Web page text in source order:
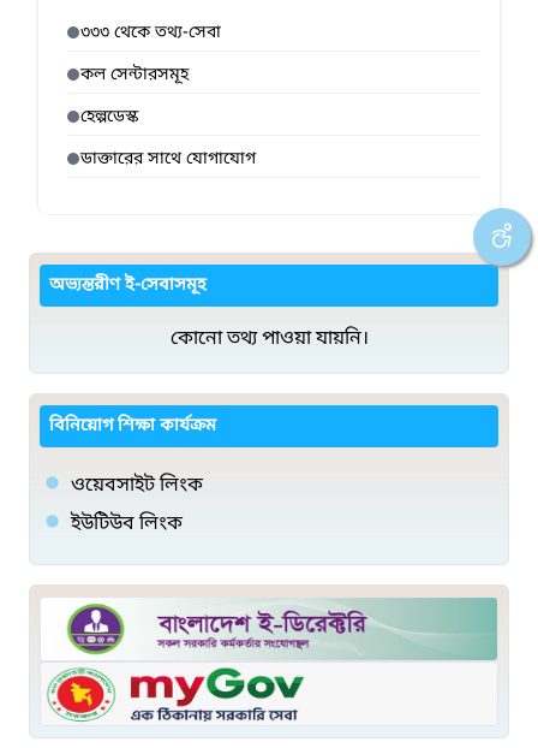
৩৩৩ থেকে তথ্য-সেবা
কল সেন্টারসমূহ
হেল্পডেস্ক
ডাক্তারের সাথে যোগাযোগ
অভ্যন্তরীণ ই-সেবাসমূহ
কোনো তথ্য পাওয়া যায়নি।
বিনিয়োগ শিক্ষা কার্যক্রম
ওয়েবসাইট লিংক
ইউটিউব লিংক